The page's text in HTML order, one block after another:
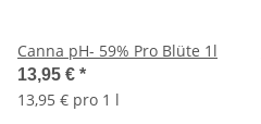
Canna pH- 59% Pro Blüte 1l
13,95 € *
13,95 € pro 1 l